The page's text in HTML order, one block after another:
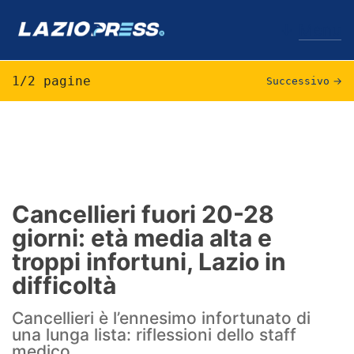
Formello
Infortuni
Primavera
Calciomercato
Lazio Women
1/2 pagine Successivo →
Cancellieri fuori 20-28
giorni: età media alta e
troppi infortuni, Lazio in
difficoltà
Cancellieri è l’ennesimo infortunato di
una lunga lista: riflessioni dello staff